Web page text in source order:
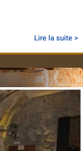
Lire la suite >